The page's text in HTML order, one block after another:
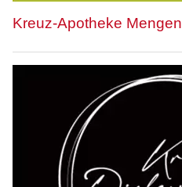
Kreuz-Apotheke Mengen